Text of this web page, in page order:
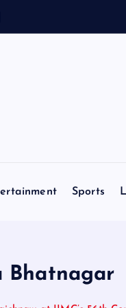
Sports
Bhatnagar